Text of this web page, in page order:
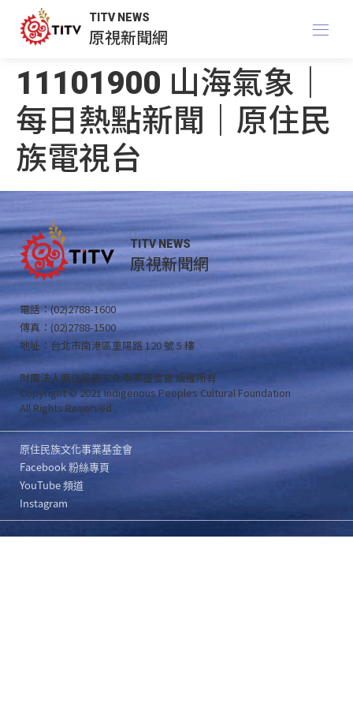
TITV NEWS
原視新聞網
11101900 山海氣象｜
每日熱點新聞｜原住民
族電視台
TITV NEWS
原視新聞網
電話：(02)2788-1600
傳真：(02)2788-1500
地址：台北市南港區重陽路 120 號 5 樓
財團法人原住民族文化事業基金會 版權所有
Copyright © 2021 Indigenous Peoples Cultural Foundation
All Rights Reserved .
原住民族文化事業基金會
Facebook 粉絲專頁
YouTube 頻道
Instagram